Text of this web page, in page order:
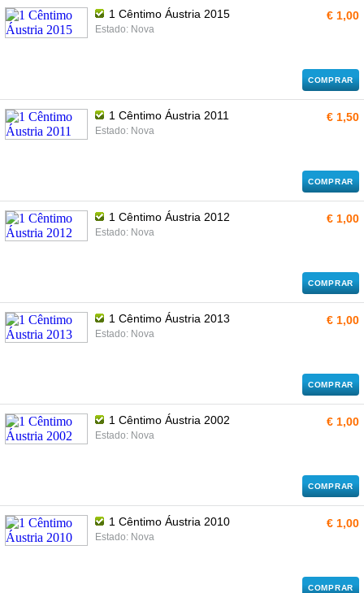
1 Cêntimo Áustria 2015
Estado: Nova
€ 1,00
COMPRAR
1 Cêntimo Áustria 2011
Estado: Nova
€ 1,50
COMPRAR
1 Cêntimo Áustria 2012
Estado: Nova
€ 1,00
COMPRAR
1 Cêntimo Áustria 2013
Estado: Nova
€ 1,00
COMPRAR
1 Cêntimo Áustria 2002
Estado: Nova
€ 1,00
COMPRAR
1 Cêntimo Áustria 2010
Estado: Nova
€ 1,00
COMPRAR